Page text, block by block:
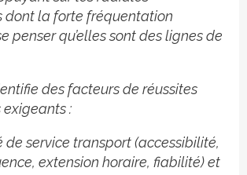
dont la forte fréquentation
penser qu’elles sont des lignes de
des facteurs de réussites
:
de service transport (accessibilité,
extension horaire, fiabilité) et